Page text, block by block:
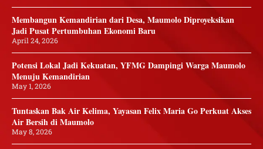
Membangun Kemandirian dari Desa, Maumolo Diproyeksikan
Jadi Pusat Pertumbuhan Ekonomi Baru
April 24, 2026
Potensi Lokal Jadi Kekuatan, YFMG Dampingi Warga Maumolo
Menuju Kemandirian
May 1, 2026
Tuntaskan Bak Air Kelima, Yayasan Felix Maria Go Perkuat Akses
Air Bersih di Maumolo
May 8, 2026